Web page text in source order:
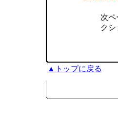
次ペ
ク
▲トップに戻る